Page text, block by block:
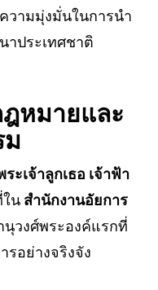
วามมุ่งมั่นในการนำ
ประเทศชาติ
หมายและ
ม
ะเจ้าลูกเธอ เจ้าฟ้า
น สำนักงานอัยการ
นุวงศ์พระองค์แรกที่
อย่างจริงจัง